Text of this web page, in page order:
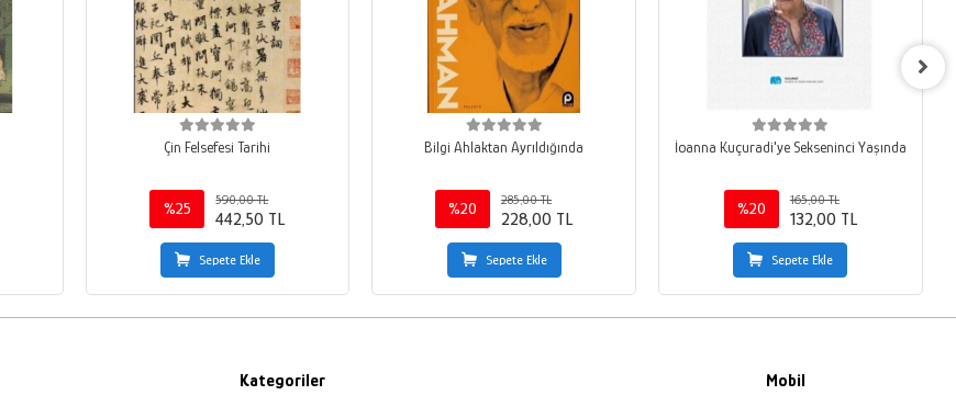
Çin Felsefesi Tarihi
%25
590,00 TL
442,50 TL
Sepete Ekle
Bilgi Ahlaktan Ayrıldığında
%20
285,00 TL
228,00 TL
Sepete Ekle
İoanna Kuçuradi'ye Sekseninci Yaşında
%20
165,00 TL
132,00 TL
Sepete Ekle
Kategoriler
Mobil